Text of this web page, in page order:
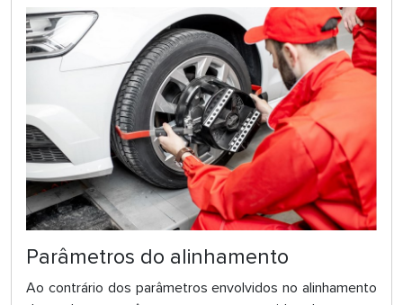
Parâmetros do alinhamento
Ao contrário dos parâmetros envolvidos no alinhamento